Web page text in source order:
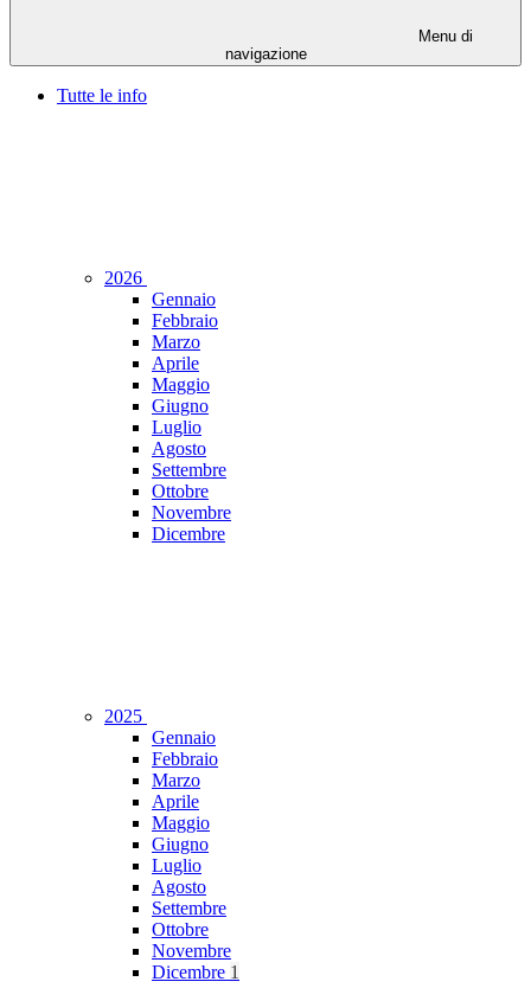
Menu di
navigazione
Tutte le info
2026
Gennaio
Febbraio
Marzo
Aprile
Maggio
Giugno
Luglio
Agosto
Settembre
Ottobre
Novembre
Dicembre
2025
Gennaio
Febbraio
Marzo
Aprile
Maggio
Giugno
Luglio
Agosto
Settembre
Ottobre
Novembre
Dicembre 1